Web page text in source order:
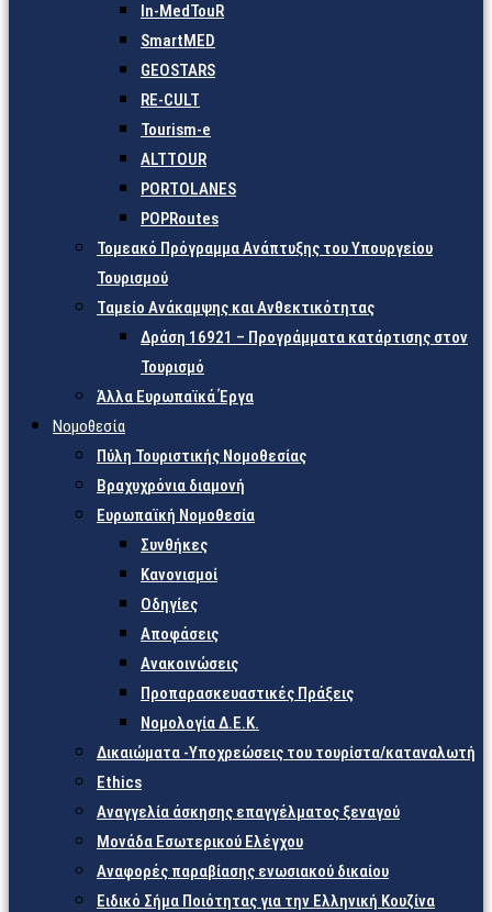
In-MedTouR
SmartMED
GEOSTARS
RE-CULT
Tourism-e
ALTTOUR
PORTOLANES
POPRoutes
Τομεακό Πρόγραμμα Ανάπτυξης του Υπουργείου
Τουρισμού
Ταμείο Ανάκαμψης και Ανθεκτικότητας
Δράση 16921 – Προγράμματα κατάρτισης στον
Τουρισμό
Άλλα Ευρωπαϊκά Έργα
Νομοθεσία
Πύλη Τουριστικής Νομοθεσίας
Βραχυχρόνια διαμονή
Ευρωπαϊκή Νομοθεσία
Συνθήκες
Κανονισμοί
Οδηγίες
Αποφάσεις
Ανακοινώσεις
Προπαρασκευαστικές Πράξεις
Νομολογία Δ.Ε.Κ.
Δικαιώματα -Υποχρεώσεις του τουρίστα/καταναλωτή
Ethics
Αναγγελία άσκησης επαγγέλματος ξεναγού
Μονάδα Εσωτερικού Ελέγχου
Αναφορές παραβίασης ενωσιακού δικαίου
Ειδικό Σήμα Ποιότητας για την Ελληνική Κουζίνα